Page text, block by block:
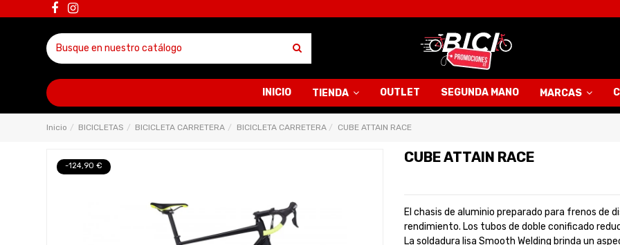
INICIO TIENDA OUTLET SEGUNDA MANO MARCAS
Inicio BICICLETAS BICICLETA CARRETERA BICICLETA CARRETERA CUBE ATTAIN RACE
-124,90 €
CUBE ATTAIN RACE
El chasis de aluminio preparado para frenos de
rendimiento. Los tubos de doble conificado
La soldadura lisa Smooth Welding brinda un